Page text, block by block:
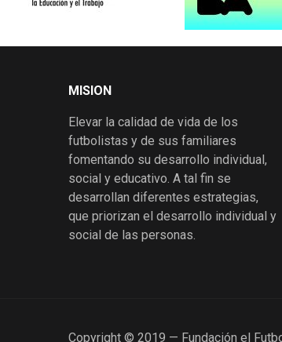
MISION
Elevar la calidad de vida de los
futbolistas y de sus familiares
fomentando su desarrollo individual,
social y educativo. A tal fin se
desarrollan diferentes estrategias,
que priorizan el desarrollo individual y
social de las personas.
Copyright © 2019 — Fundación el